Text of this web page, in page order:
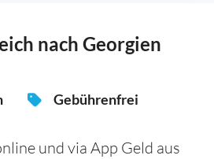
nach Georgien
Gebührenfrei
und via App Geld aus